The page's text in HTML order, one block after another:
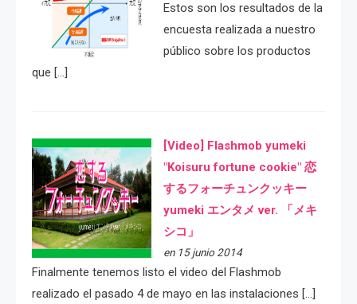
Estos son los resultados de la
encuesta realizada a nuestro
público sobre los productos
que […]
[Video] Flashmob yumeki
"Koisuru fortune cookie" 恋
するフォーチュンクッキー
yumeki エンタメ ver. 「メキ
シコ」
en 15 junio 2014
Finalmente tenemos listo el video del Flashmob
realizado el pasado 4 de mayo en las instalaciones […]